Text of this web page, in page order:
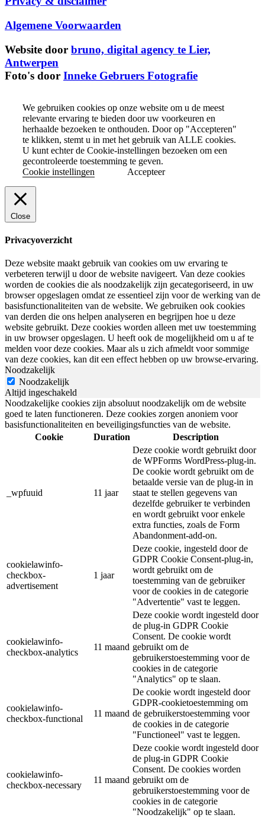
Algemene Voorwaarden
Website door bruno, digital agency te Lier,
Antwerpen
Foto's door Inneke Gebruers Fotografie
We gebruiken cookies op onze website om u de meest
relevante ervaring te bieden door uw voorkeuren en
herhaalde bezoeken te onthouden. Door op "Accepteren"
te klikken, stemt u in met het gebruik van ALLE cookies.
U kunt echter de Cookie-instellingen bezoeken om een
gecontroleerde toestemming te geven.
Cookie instellingen
Accepteer
Close
Privacyoverzicht
Deze website maakt gebruik van cookies om uw ervaring te
verbeteren terwijl u door de website navigeert. Van deze cookies
worden de cookies die als noodzakelijk zijn gecategoriseerd, in uw
browser opgeslagen omdat ze essentieel zijn voor de werking van de
basisfunctionaliteiten van de website. We gebruiken ook cookies
van derden die ons helpen analyseren en begrijpen hoe u deze
website gebruikt. Deze cookies worden alleen met uw toestemming
in uw browser opgeslagen. U heeft ook de mogelijkheid om u af te
melden voor deze cookies. Maar als u zich afmeldt voor sommige
van deze cookies, kan dit een effect hebben op uw browse-ervaring.
Noodzakelijk
Noodzakelijk
Altijd ingeschakeld
Noodzakelijke cookies zijn absoluut noodzakelijk om de website
goed te laten functioneren. Deze cookies zorgen anoniem voor
basisfunctionaliteiten en beveiligingsfuncties van de website.
Cookie
Duration Description
_wpfuuid 11 jaar
Deze cookie wordt gebruikt door
de WPForms WordPress-plug-in.
De cookie wordt gebruikt om de
betaalde versie van de plug-in in
staat te stellen gegevens van
dezelfde gebruiker te verbinden
en wordt gebruikt voor enkele
extra functies, zoals de Form
Abandonment-add-on.
cookielawinfo-
checkbox-
advertisement
1 jaar
Deze cookie, ingesteld door de
GDPR Cookie Consent-plug-in,
wordt gebruikt om de
toestemming van de gebruiker
voor de cookies in de categorie
"Advertentie" vast te leggen.
cookielawinfo-
checkbox-analytics
11 maand
Deze cookie wordt ingesteld door
de plug-in GDPR Cookie
Consent. De cookie wordt
gebruikt om de
gebruikerstoestemming voor de
cookies in de categorie
"Analytics" op te slaan.
cookielawinfo-
checkbox-functional
11 maand
De cookie wordt ingesteld door
GDPR-cookietoestemming om
de gebruikerstoestemming voor
de cookies in de categorie
"Functioneel" vast te leggen.
cookielawinfo-
checkbox-necessary
11 maand
Deze cookie wordt ingesteld door
de plug-in GDPR Cookie
Consent. De cookies worden
gebruikt om de
gebruikerstoestemming voor de
cookies in de categorie
"Noodzakelijk" op te slaan.